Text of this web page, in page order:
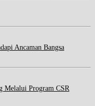
Ancaman Bangsa
Melalui Program CSR